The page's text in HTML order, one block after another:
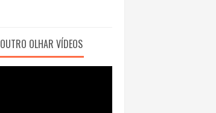
OUTRO OLHAR VÍDEOS